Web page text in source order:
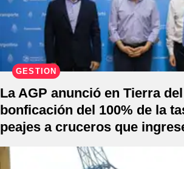
GESTIÓN
La AGP anunció en Tierra
bonficación del 100% de la
peajes a cruceros que